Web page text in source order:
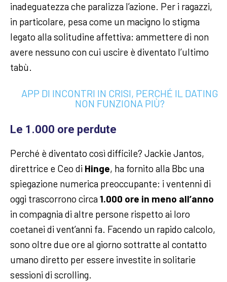
inadeguatezza che paralizza l’azione. Per i ragazzi,
in particolare, pesa come un macigno lo stigma
legato alla solitudine affettiva: ammettere di non
avere nessuno con cui uscire è diventato l’ultimo
tabù.
APP DI INCONTRI IN CRISI, PERCHÉ IL DATING
NON FUNZIONA PIÙ?
Le 1.000 ore perdute
Perché è diventato così difficile? Jackie Jantos,
direttrice e Ceo di Hinge, ha fornito alla Bbc una
spiegazione numerica preoccupante: i ventenni di
oggi trascorrono circa 1.000 ore in meno all’anno
in compagnia di altre persone rispetto ai loro
coetanei di vent’anni fa. Facendo un rapido calcolo,
sono oltre due ore al giorno sottratte al contatto
umano diretto per essere investite in solitarie
sessioni di scrolling.